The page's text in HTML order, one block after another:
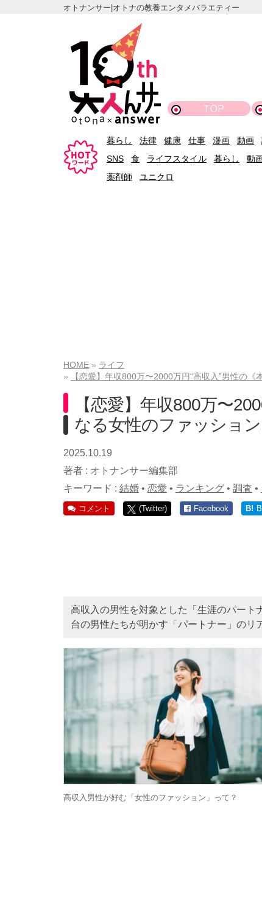
オトナンサー|オトナの教養エンタメバラエティー
TOP
暮らし 法律 健康 仕事 漫画 動画
SNS
食 ライフスタイル 暮らし 動
薬剤師
ユニクロ
HOME
ライフ
【恋愛】年収800万〜2000万円“高収入”男性の
【恋愛】年収800万〜
なる女性のファッショ
2025.10.19
著者 : オトナンサー編集部
キーワード : 結婚 • 恋愛 • ランキング • 調査 •
コメント (Twitter) Facebook B!
高収入の男性を対象とした「生涯のパート
台の男性たちが明かす「パートナー」の
高収入男性が好む「女性のファッション」って？